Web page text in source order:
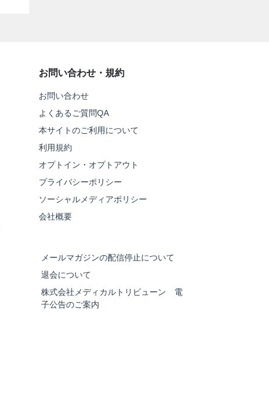
お問い合わせ・規約
お問い合わせ
よくあるご質問QA
本サイトのご利用について
利用規約
オプトイン・オプトアウト
プライバシーポリシー
ソーシャルメディアポリシー
会社概要
メールマガジンの配信停止について
退会について
株式会社メディカルトリビューン 電
子公告のご案内